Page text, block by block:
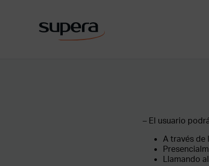
– El usuario
A través de
Llamando